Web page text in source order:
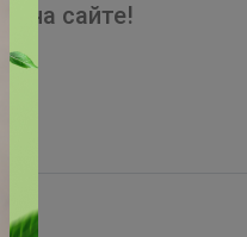
на сайте!